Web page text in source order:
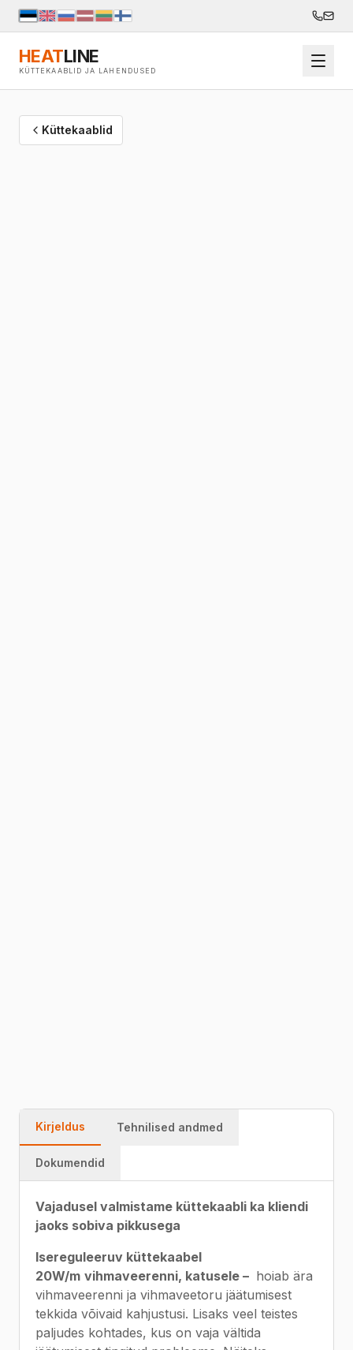
HEATLINE
KÜTTEKAABLID JA LAHENDUSED
Küttekaablid
Kirjeldus Tehnilised andmed
Dokumendid
Vajadusel valmistame küttekaabli ka kliendi
jaoks sobiva pikkusega
Isereguleeruv küttekaabel
20W/m vihmaveerenni, katusele – hoiab ära
vihmaveerenni ja vihmaveetoru jäätumisest
tekkida võivaid kahjustusi. Lisaks veel teistes
paljudes kohtades, kus on vaja vältida